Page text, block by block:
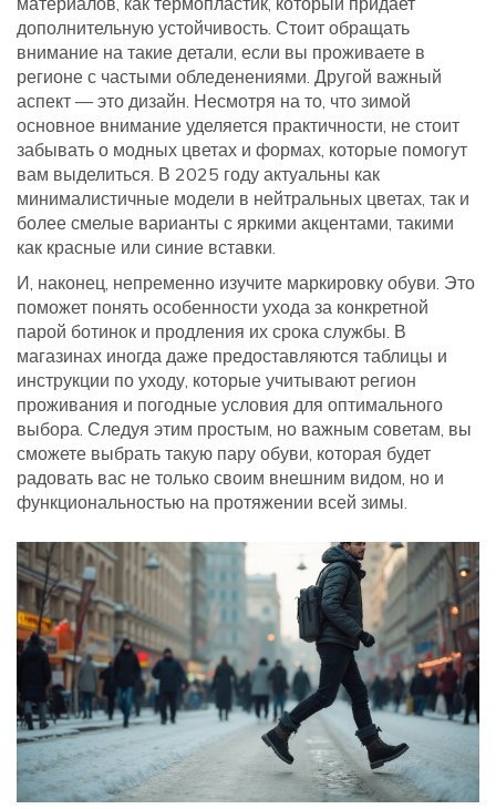
дополнительную устойчивость. Стоит обращать
внимание на такие детали, если вы проживаете в
регионе с частыми обледенениями. Другой важный
аспект — это дизайн. Несмотря на то, что зимой
основное внимание уделяется практичности, не стоит
забывать о модных цветах и формах, которые помогут
вам выделиться. В 2025 году актуальны как
минималистичные модели в нейтральных цветах, так и
более смелые варианты с яркими акцентами, такими
как красные или синие вставки.
И, наконец, непременно изучите маркировку обуви. Это
поможет понять особенности ухода за конкретной
парой ботинок и продления их срока службы. В
магазинах иногда даже предоставляются таблицы и
инструкции по уходу, которые учитывают регион
проживания и погодные условия для оптимального
выбора. Следуя этим простым, но важным советам, вы
сможете выбрать такую пару обуви, которая будет
радовать вас не только своим внешним видом, но и
функциональностью на протяжении всей зимы.